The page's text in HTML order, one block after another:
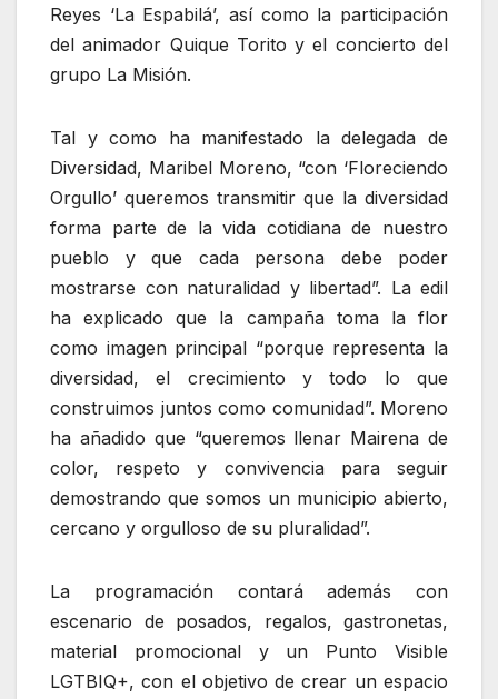
Reyes ‘La Espabilá’, así como la participación
del animador Quique Torito y el concierto del
grupo La Misión.
Tal y como ha manifestado la delegada de
Diversidad, Maribel Moreno, “con ‘Floreciendo
Orgullo’ queremos transmitir que la diversidad
forma parte de la vida cotidiana de nuestro
pueblo y que cada persona debe poder
mostrarse con naturalidad y libertad”. La edil
ha explicado que la campaña toma la flor
como imagen principal “porque representa la
diversidad, el crecimiento y todo lo que
construimos juntos como comunidad”. Moreno
ha añadido que “queremos llenar Mairena de
color, respeto y convivencia para seguir
demostrando que somos un municipio abierto,
cercano y orgulloso de su pluralidad”.
La programación contará además con
escenario de posados, regalos, gastronetas,
material promocional y un Punto Visible
LGTBIQ+, con el objetivo de crear un espacio